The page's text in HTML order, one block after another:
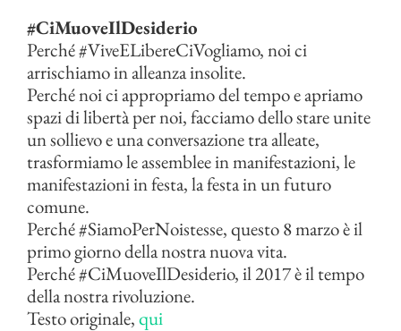
#CiMuoveIlDesiderio
Perché #ViveELibereCiVogliamo, noi ci
arrischiamo in alleanza insolite.
Perché noi ci appropriamo del tempo e apriamo
spazi di libertà per noi, facciamo dello stare unite
un sollievo e una conversazione tra alleate,
trasformiamo le assemblee in manifestazioni, le
manifestazioni in festa, la festa in un futuro
comune.
Perché #SiamoPerNoistesse, questo 8 marzo è il
primo giorno della nostra nuova vita.
Perché #CiMuoveIlDesiderio, il 2017 è il tempo
della nostra rivoluzione.
Testo originale,qui